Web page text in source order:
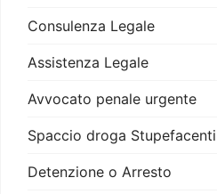
Consulenza Legale
Assistenza Legale
Avvocato penale urgente
Spaccio droga Stupefacenti
Detenzione o Arresto